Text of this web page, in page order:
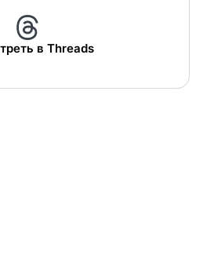
в Threads